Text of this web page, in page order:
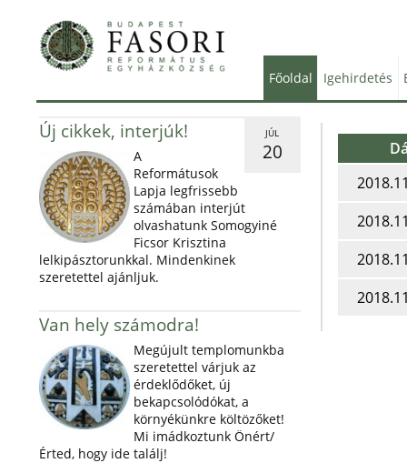
Főoldal Igehirdetés
JÚL
20
Új cikkek, interjúk!
A
Reformátusok
Lapja legfrissebb
számában interjút
olvashatunk Somogyiné
Ficsor Krisztina
lelkipásztorunkkal. Mindenkinek
szeretettel ajánljuk.
Van hely számodra!
Megújult templomunkba
szeretettel várjuk az
érdeklődőket, új
bekapcsolódókat, a
környékünkre költözőket!
Mi imádkoztunk Önért/
Érted, hogy ide találj!